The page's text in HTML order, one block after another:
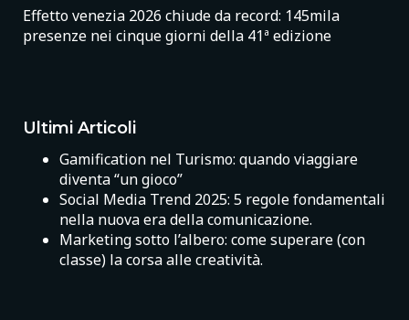
Effetto venezia 2026 chiude da record: 145mila
presenze nei cinque giorni della 41ª edizione
Ultimi Articoli
Gamification nel Turismo: quando viaggiare
diventa “un gioco”
Social Media Trend 2025: 5 regole fondamentali
nella nuova era della comunicazione.
Marketing sotto l’albero: come superare (con
classe) la corsa alle creatività.